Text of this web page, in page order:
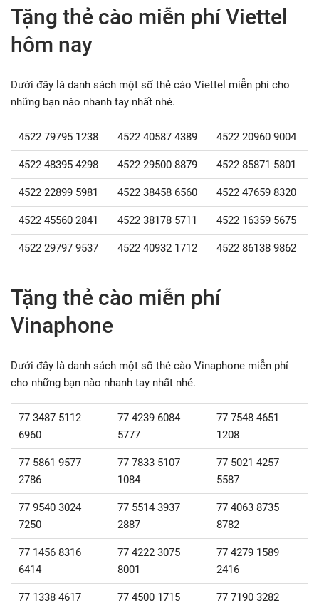
Tặng thẻ cào miễn phí Viettel
hôm nay
Dưới đây là danh sách một số thẻ cào Viettel miễn phí cho
những bạn nào nhanh tay nhất nhé.
4522 79795 1238 4522 40587 4389 4522 20960 9004
4522 48395 4298 4522 29500 8879 4522 85871 5801
4522 22899 5981 4522 38458 6560 4522 47659 8320
4522 45560 2841 4522 38178 5711 4522 16359 5675
4522 29797 9537 4522 40932 1712 4522 86138 9862
Tặng thẻ cào miễn phí
Vinaphone
Dưới đây là danh sách một số thẻ cào Vinaphone miễn phí
cho những bạn nào nhanh tay nhất nhé.
77 3487 5112
6960
77 4239 6084
5777
77 7548 4651
1208
77 5861 9577
2786
77 7833 5107
1084
77 5021 4257
5587
77 9540 3024
7250
77 5514 3937
2887
77 4063 8735
8782
77 1456 8316
6414
77 4222 3075
8001
77 4279 1589
2416
77 1338 4617 77 4500 1715 77 7190 3282